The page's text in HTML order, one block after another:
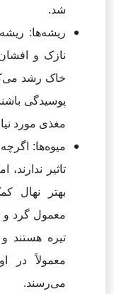
شد.
ریشه‌ها:
نازک و
خاک رشد
پوسیدگی
مغذی مورد
میوه‌ها:
تاثیر
بهتر نهال
معمول گرد و
تیره هستند
معمولاً در
می‌رسند.